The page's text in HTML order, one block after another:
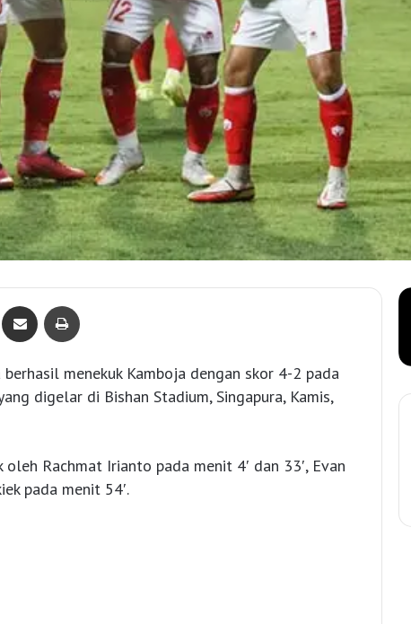
menekuk Kamboja dengan skor 4-2 pada
digelar di Bishan Stadium, Singapura, Kamis,
Rachmat Irianto pada menit 4′ dan 33′, Evan
pada menit 54′.